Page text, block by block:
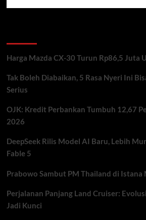
OpenAI
Grok
AI
Harga Mazda CX-30 Turun Rp86,5 Juta
Tak Boleh Diabaikan, 5 Rasa Nyeri Ini
Serius
OJK: Kredit Perbankan Tumbuh 12,67
2026
DeepSeek Rilis Model AI Baru, Lebih
Fable 5
Prabowo Sambut PM Thailand di Istana
Perjalanan Panjang Land Cruiser:
Jadi Kunci